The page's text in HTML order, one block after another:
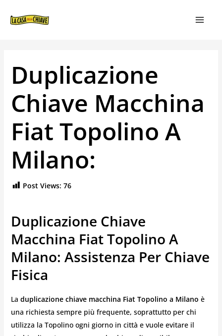
Duplicazione
Chiave Macchina
Fiat Topolino A
Milano:
Post Views: 76
Duplicazione Chiave
Macchina Fiat Topolino A
Milano: Assistenza Per Chiave
Fisica
La duplicazione chiave macchina Fiat Topolino a Milano è
una richiesta sempre più frequente, soprattutto per chi
utilizza la Topolino ogni giorno in città e vuole evitare il
ARTICOLI